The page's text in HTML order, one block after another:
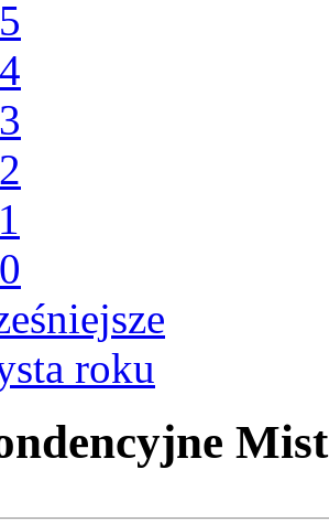
roku